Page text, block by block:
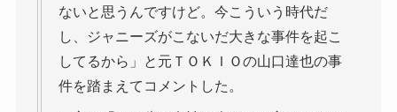
ないと思うんですけど。今こういう時代だ
し、ジャニーズがこないだ大きな事件を起こ
してるから」と元ＴＯＫＩＯの山口達也の事
件を踏まえてコメントした。